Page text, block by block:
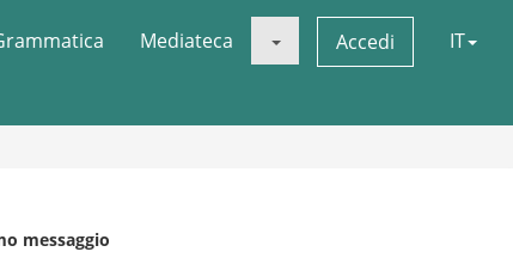
Mediateca Accedi IT
messaggio